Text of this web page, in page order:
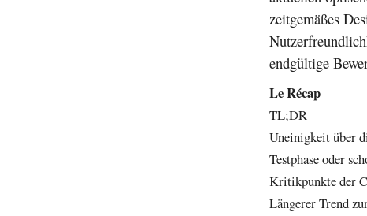
zeitgemäßes
endgültige
Le Récap
TL;DR
Uneinigkeit über
Testphase oder
Kritikpunkte der
Längerer Trend